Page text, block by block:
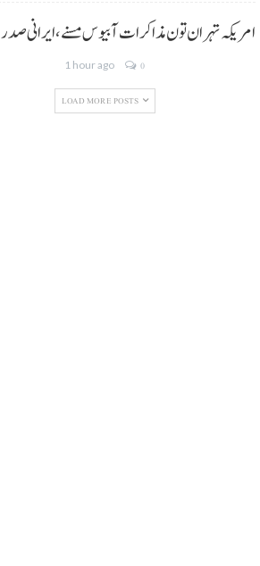
امریکہ تہران تون مذاکرات آ بیوس مسنے، ایرانی صدر
1 hour ago 0
LOAD MORE POSTS